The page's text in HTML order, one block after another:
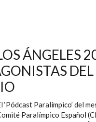
ÁNGELES
‘Pódcast Paralímpico’ del
Paralímpico Español